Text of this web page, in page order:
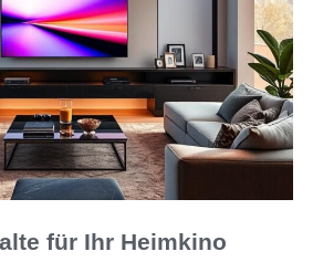
für Ihr Heimkino